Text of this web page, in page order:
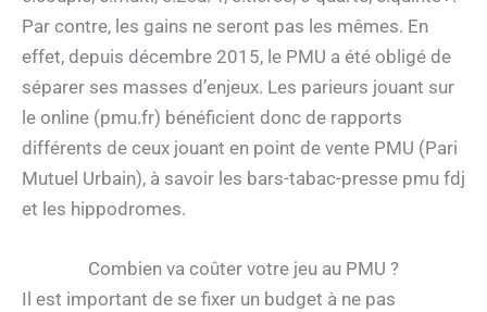
Par contre, les gains ne seront pas les mêmes. En
effet, depuis décembre 2015, le PMU a été obligé de
séparer ses masses d’enjeux. Les parieurs jouant sur
le online (pmu.fr) bénéficient donc de rapports
différents de ceux jouant en point de vente PMU (Pari
Mutuel Urbain), à savoir les bars-tabac-presse pmu fdj
et les hippodromes.
Combien va coûter votre jeu au PMU ?
Il est important de se fixer un budget à ne pas